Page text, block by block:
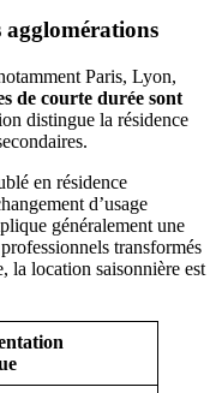
agglomérations
Paris, Lyon,
de courte durée sont
distingue la résidence
en résidence
d’usage
généralement une
transformés
la location saisonnière est